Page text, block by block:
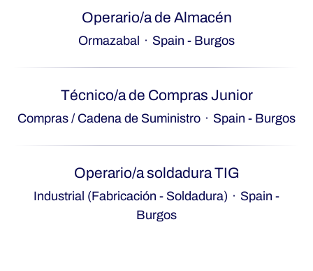
Operario/a de Almacén
Ormazabal · Spain - Burgos
Técnico/a de Compras Junior
Compras / Cadena de Suministro · Spain - Burgos
Operario/a soldadura TIG
Industrial (Fabricación - Soldadura) · Spain -
Burgos